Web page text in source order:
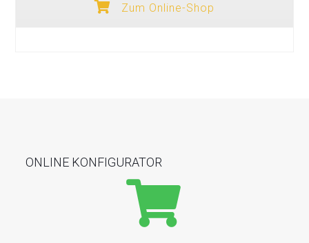
Zum Online-Shop
ONLINE KONFIGURATOR